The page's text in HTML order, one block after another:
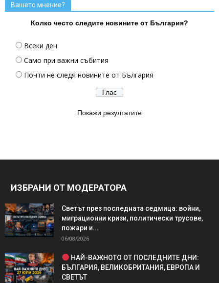
Вашето мнение?
Колко често следите новините от България?
Всеки ден
Само при важни събития
Почти не следя новините от България
Покажи резултатите
ИЗБРАНИ ОТ МОДЕРАТОРА
Светът през последната седмица: войни,
миграционни кризи, политически трусове,
пожари и...
06/08/2026
НАЙ-ВАЖНОТО ОТ ПОСЛЕДНИТЕ ДНИ:
БЪЛГАРИЯ, ВЕЛИКОБРИТАНИЯ, ЕВРОПА И
СВЕТЪТ